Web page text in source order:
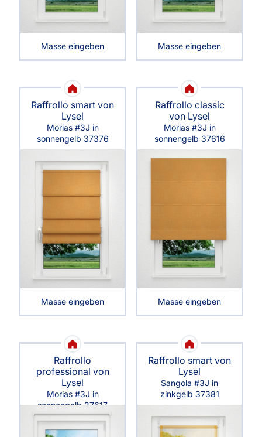
Masse eingeben Masse eingeben
Raffrollo smart von
Lysel
Morias #3J in
sonnengelb 37376
Masse eingeben
Raffrollo classic
von Lysel
Morias #3J in
sonnengelb 37616
Masse eingeben
Raffrollo
professional von
Lysel
Morias #3J in
sonnengelb 37617
Raffrollo smart von
Lysel
Sangola #3J in
zinkgelb 37381